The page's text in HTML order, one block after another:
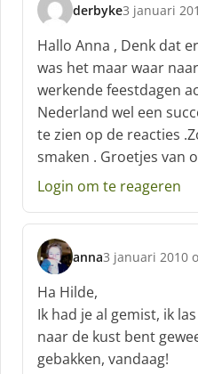
derbyke
s
c
h
r
e
e
f
3 januari
Hallo Anna , Denk dat
was het maar waar
werkende feestdagen
Nederland wel een
te zien op de reacties
smaken . Groetjes van
Login om te reageren
anna
s
c
h
r
e
e
3 januari 2010
Ha Hilde,
Ik had je al gemist, ik
naar de kust bent
gebakken, vandaag!